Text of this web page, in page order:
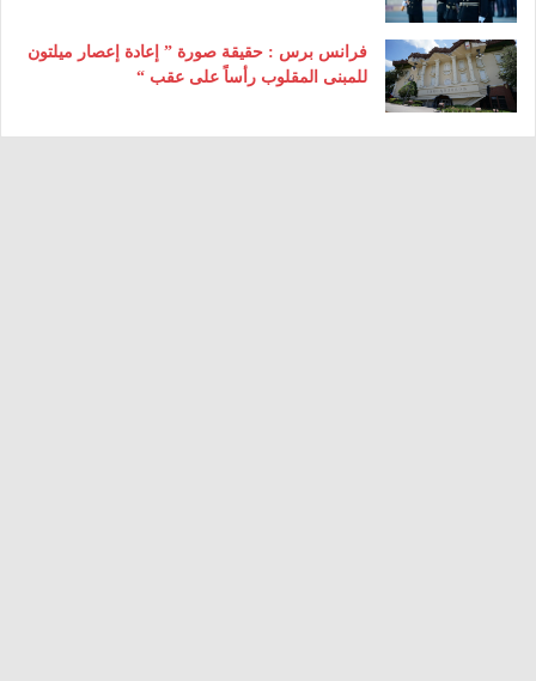
فرانس برس : حقيقة صورة ” إعادة إعصار ميلتون
للمبنى المقلوب رأساً على عقب “